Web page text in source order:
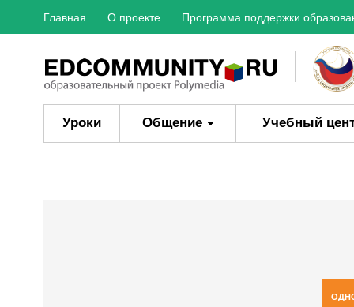
Главная О проекте Программа поддержки
Уроки Общение Учебный